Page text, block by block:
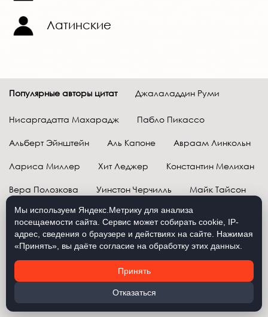
Латинские
Популярные авторы цитат Джалаладдин Руми
Нисаргадатта Махарадж Пабло Пикассо
Альберт Эйнштейн Аль Капоне Авраам Линкольн
Лариса Миллер Хит Леджер Константин Мелихан
Вера Полозкова Уинстон Черчилль Майк Тайсон
Марк Твен Расул Гамзатов Грег Плитт
Далай-лама XIV Уоррен Баффетт
Давид Самойлов Антон Чехов Жан-Поль Сартр
Брюс Ли Бенджамин Франклин Лев Н. Толстой
Рене Декарт Александр Македонский
Мы используем Яндекс.Метрику для анализа
посещаемости сайта. Сервис может собирать cookie, IP-
адрес, сведения о браузере и действиях на сайте. Нажимая
«Принять», вы даёте согласие на обработку этих данных.
Принять
Отказаться